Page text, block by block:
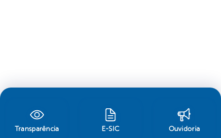
Transparência E-SIC Ouvidoria